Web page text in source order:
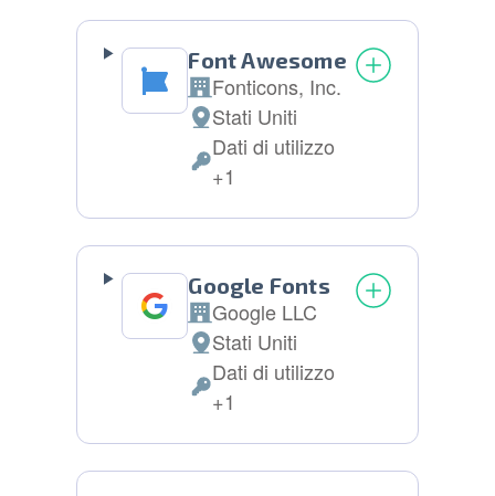
Font Awesome
Azienda:
Fonticons, Inc.
Luogo
del
trattamento:
Stati Uniti
Dati
Dati di utilizzo
+1
Google Fonts
Azienda:
Google LLC
Luogo
del
trattamento:
Stati Uniti
Dati
Dati di utilizzo
+1